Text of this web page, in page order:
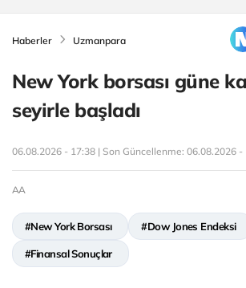
Haberler Uzmanpara
New York borsası güne
seyirle başladı
06.08.2026 - 17:38 | Son Güncellenme: 06.08.2026 -
AA
#New York Borsası #Dow Jones Endeksi
#Finansal Sonuçlar